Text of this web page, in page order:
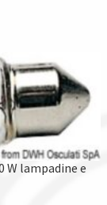
W lampadine e